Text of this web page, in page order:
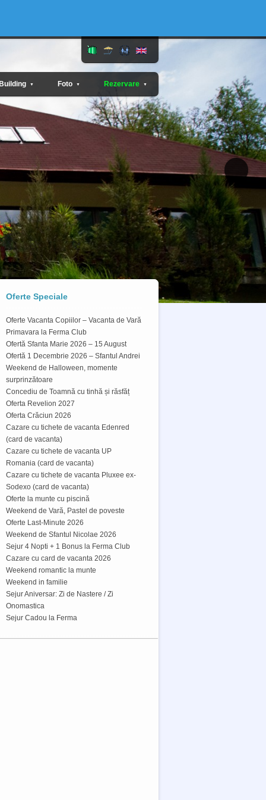
▼ Foto ▼ Rezervare ▼
Oferte Speciale
Oferte Vacanta Copiilor – Vacanta de Vară
Primavara la Ferma Club
Ofertă Sfanta Marie 2026 – 15 August
Ofertă 1 Decembrie 2026 – Sfantul Andrei
Weekend de Halloween, momente
surprinzătoare
Concediu de Toamnă cu tinhă și răsfăț
Oferta Revelion 2027
Oferta Crăciun 2026
Cazare cu tichete de vacanta Edenred
(card de vacanta)
Cazare cu tichete de vacanta UP
Romania (card de vacanta)
Cazare cu tichete de vacanta Pluxee ex-
Sodexo (card de vacanta)
Oferte la munte cu piscină
Weekend de Vară, Pastel de poveste
Oferte Last-Minute 2026
Weekend de Sfantul Nicolae 2026
Sejur 4 Nopti + 1 Bonus la Ferma Club
Cazare cu card de vacanta 2026
Weekend romantic la munte
Weekend in familie
Sejur Aniversar: Zi de Nastere / Zi
Onomastica
Sejur Cadou la Ferma